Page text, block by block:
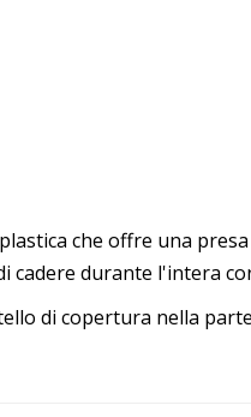
che offre una
cadere durante l'intera
di copertura nella